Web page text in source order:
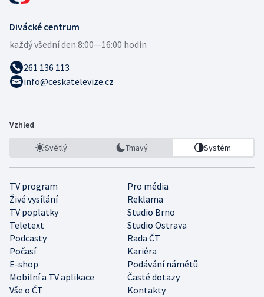
Divácké centrum
každý všední den:8:00—16:00 hodin
261 136 113
info@ceskatelevize.cz
Vzhled
Světlý Tmavý Systém
TV program
Pro média
Živé vysílání
Reklama
TV poplatky
Studio Brno
Teletext
Studio Ostrava
Podcasty
Rada ČT
Počasí
Kariéra
E-shop
Podávání námětů
Mobilní a TV aplikace
Časté dotazy
Vše o ČT
Kontakty